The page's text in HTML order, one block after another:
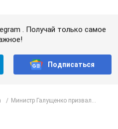
. Получай только самое
Подписаться
Министр Галущенко призвал...